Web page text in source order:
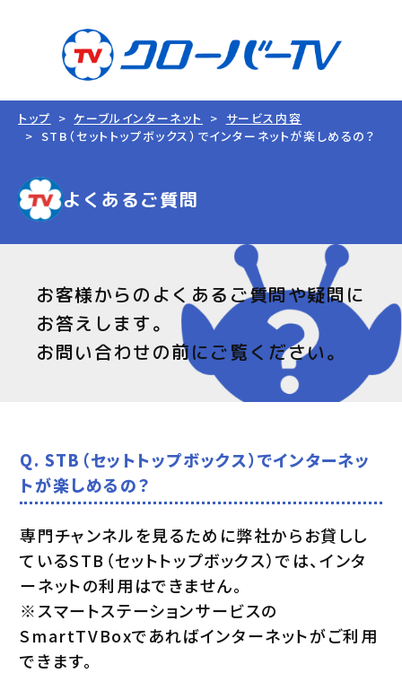
トップ ケーブルインターネット
サービス内容
STB（セットトップボックス）でインターネットが楽しめるの？
よくあるご質問
お客様からのよくあるご質問や疑問に
お答えします。
お問い合わせの前にご覧ください。
Q. STB（セットトップボックス）でインターネッ
トが楽しめるの？
専門チャンネルを見るために弊社からお貸しし
ているSTB（セットトップボックス）では、インタ
ーネットの利用はできません。
※スマートステーションサービスの
SmartTVBoxであればインターネットがご利用
できます。